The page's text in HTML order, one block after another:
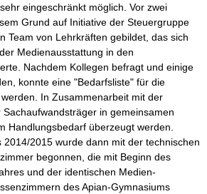
eingeschränkt möglich. Vor zwei
Grund auf Initiative der Steuergruppe
Team von Lehrkräften gebildet, das sich
Medienausstattung in den
Nachdem Kollegen befragt und einige
konnte eine "Bedarfsliste" für die
In Zusammenarbeit mit der
in gemeinsamen
Handlungsbedarf überzeugt werden.
2014/2015 wurde dann mit der technischen
begonnen, die mit Beginn des
und der identischen Medien-
des Apian-Gymnasiums